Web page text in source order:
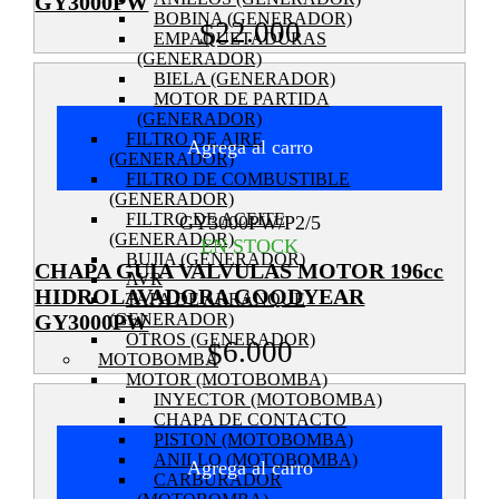
BOBINA (GENERADOR)
EMPAQUETADURAS
(GENERADOR)
BIELA (GENERADOR)
MOTOR DE PARTIDA
(GENERADOR)
FILTRO DE AIRE
(GENERADOR)
FILTRO DE COMBUSTIBLE
(GENERADOR)
FILTRO DE ACEITE
(GENERADOR)
BUJIA (GENERADOR)
AVR
TAPA DE ARRANQUE
(GENERADOR)
OTROS (GENERADOR)
MOTOBOMBA
MOTOR (MOTOBOMBA)
INYECTOR (MOTOBOMBA)
CHAPA DE CONTACTO
PISTON (MOTOBOMBA)
ANILLO (MOTOBOMBA)
CARBURADOR
$22.000
Agrega al carro
GY3000PW/P2/5
EN STOCK
CHAPA GUIA VALVULAS MOTOR 196cc
HIDROLAVADORA GOODYEAR
GY3000PW
$6.000
Agrega al carro